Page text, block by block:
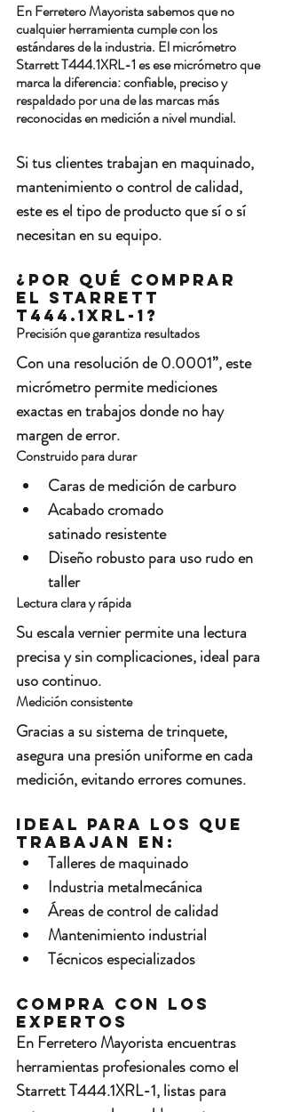
En Ferretero Mayorista sabemos que no
cualquier herramienta cumple con los
estándares de la industria. El micrómetro
Starrett T444.1XRL-1 es ese micrómetro que
marca la diferencia: confiable, preciso y
respaldado por una de las marcas más
reconocidas en medición a nivel mundial.
Si tus clientes trabajan en maquinado,
mantenimiento o control de calidad,
este es el tipo de producto que sí o sí
necesitan en su equipo.
¿Por qué comprar
el Starrett
T444.1XRL-1?
Precisión que garantiza resultados
Con una resolución de 0.0001”, este
micrómetro permite mediciones
exactas en trabajos donde no hay
margen de error.
Construido para durar
Caras de medición de carburo
Acabado cromado
satinado resistente
Diseño robusto para uso rudo en
taller
Lectura clara y rápida
Su escala vernier permite una lectura
precisa y sin complicaciones, ideal para
uso continuo.
Medición consistente
Gracias a su sistema de trinquete,
asegura una presión uniforme en cada
medición, evitando errores comunes.
Ideal para los que
trabajan en:
Talleres de maquinado
Industria metalmecánica
Áreas de control de calidad
Mantenimiento industrial
Técnicos especializados
Compra con los
expertos
En Ferretero Mayorista encuentras
herramientas profesionales como el
Starrett T444.1XRL-1, listas para